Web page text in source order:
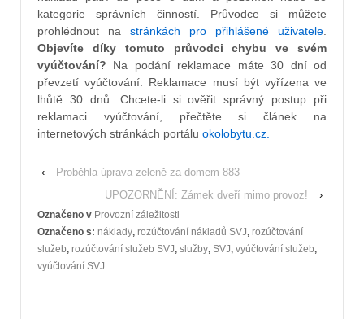
kategorie správních činností. Průvodce si můžete
prohlédnout na stránkách pro přihlášené uživatele.
Objevíte díky tomuto průvodci chybu ve svém
vyúčtování? Na podání reklamace máte 30 dní od
převzetí vyúčtování. Reklamace musí být vyřízena ve
lhůtě 30 dnů. Chcete-li si ověřit správný postup při
reklamaci vyúčtování, přečtěte si článek na
internetových stránkách portálu okolobytu.cz.
‹
Proběhla úprava zeleně za domem 883
UPOZORNĚNÍ: Zámek dveří mimo provoz!
›
Označeno v Provozní záležitosti
Označeno s: náklady, rozúčtování nákladů SVJ, rozúčtování
služeb, rozúčtování služeb SVJ, služby, SVJ, vyúčtování služeb,
vyúčtování SVJ